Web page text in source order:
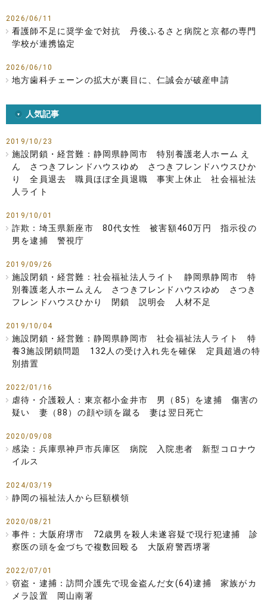
2026/06/11
看護師不足に奨学金で対抗 丹後ふるさと病院と京都の専門
学校が連携協定
2026/06/10
地方歯科チェーンの拡大が裏目に、仁誠会が破産申請
人気記事
2019/10/23
施設閉鎖・経営難：静岡県静岡市 特別養護老人ホーム え
ん さつきフレンドハウスゆめ さつきフレンドハウスひか
り 全員退去 職員ほぼ全員退職 事実上休止 社会福祉法
人ライト
2019/10/01
詐欺：埼玉県新座市 80代女性 被害額460万円 指示役の
男を逮捕 警視庁
2019/09/26
施設閉鎖・経営難：社会福祉法人ライト 静岡県静岡市 特
別養護老人ホームえん さつきフレンドハウスゆめ さつき
フレンドハウスひかり 閉鎖 説明会 人材不足
2019/10/04
施設閉鎖・経営難：静岡県静岡市 社会福祉法人ライト 特
養3施設閉鎖問題 132人の受け入れ先を確保 定員超過の特
別措置
2022/01/16
虐待・介護殺人：東京都小金井市 男（85）を逮捕 傷害の
疑い 妻（88）の顔や頭を蹴る 妻は翌日死亡
2020/09/08
感染：兵庫県神戸市兵庫区 病院 入院患者 新型コロナウ
イルス
2024/03/19
静岡の福祉法人から巨額横領
2020/08/21
事件：大阪府堺市 72歳男を殺人未遂容疑で現行犯逮捕 診
察医の頭を金づちで複数回殴る 大阪府警西堺署
2022/07/01
窃盗・逮捕：訪問介護先で現金盗んだ女(64)逮捕 家族がカ
メラ設置 岡山南署